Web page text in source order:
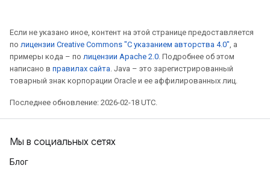
Если не указано иное, контент на этой странице предоставляется
по лицензии Creative Commons "С указанием авторства 4.0", а
примеры кода – по лицензии Apache 2.0. Подробнее об этом
написано в правилах сайта. Java – это зарегистрированный
товарный знак корпорации Oracle и ее аффилированных лиц.
Последнее обновление: 2026-02-18 UTC.
Мы в социальных сетях
Блог